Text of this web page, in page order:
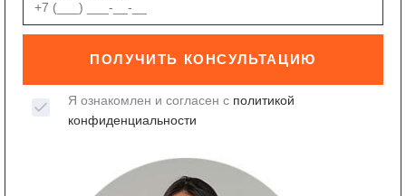
ПОЛУЧИТЬ КОНСУЛЬТАЦИЮ
Я ознакомлен и согласен с политикой
конфиденциальности